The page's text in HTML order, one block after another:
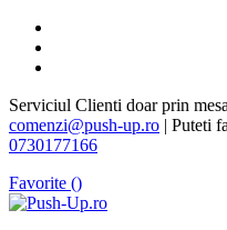
Serviciul Clienti doar prin
comenzi@push-up.ro | Puteti
0730177166
Favorite ()